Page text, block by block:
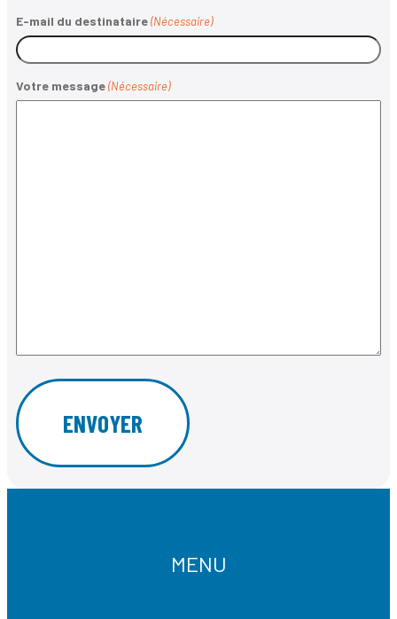
E-mail du destinataire (Nécessaire)
Votre message (Nécessaire)
MENU